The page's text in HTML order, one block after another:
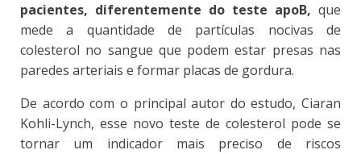
pacientes, diferentemente do teste apoB, que
mede a quantidade de partículas nocivas de
colesterol no sangue que podem estar presas nas
paredes arteriais e formar placas de gordura.
De acordo com o principal autor do estudo, Ciaran
Kohli-Lynch, esse novo teste de colesterol pode se
tornar um indicador mais preciso de riscos